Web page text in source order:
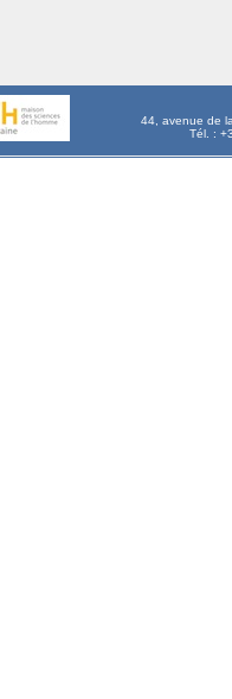
44, avenue de
Tél. :